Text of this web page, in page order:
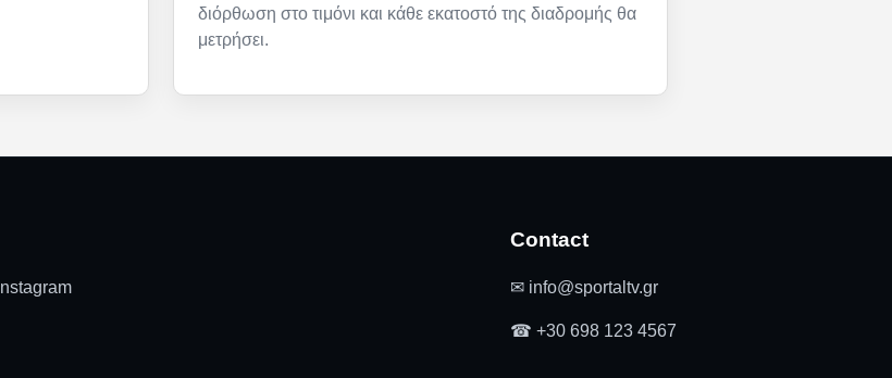
διόρθωση στο τιμόνι και κάθε εκατοστό της διαδρομής θα
μετρήσει.
Instagram
Contact
✉ info@sportaltv.gr
☎ +30 698 123 4567